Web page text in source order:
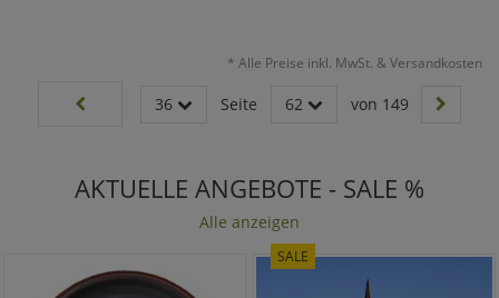
* Alle Preise inkl. MwSt. & Versandkosten
36 Seite 62 von 149
AKTUELLE ANGEBOTE - SALE %
Alle anzeigen
SALE